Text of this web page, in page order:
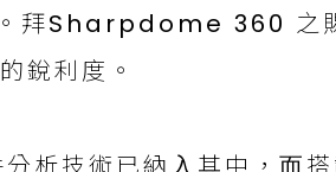
拜Sharpdome 360 之
銳利度。